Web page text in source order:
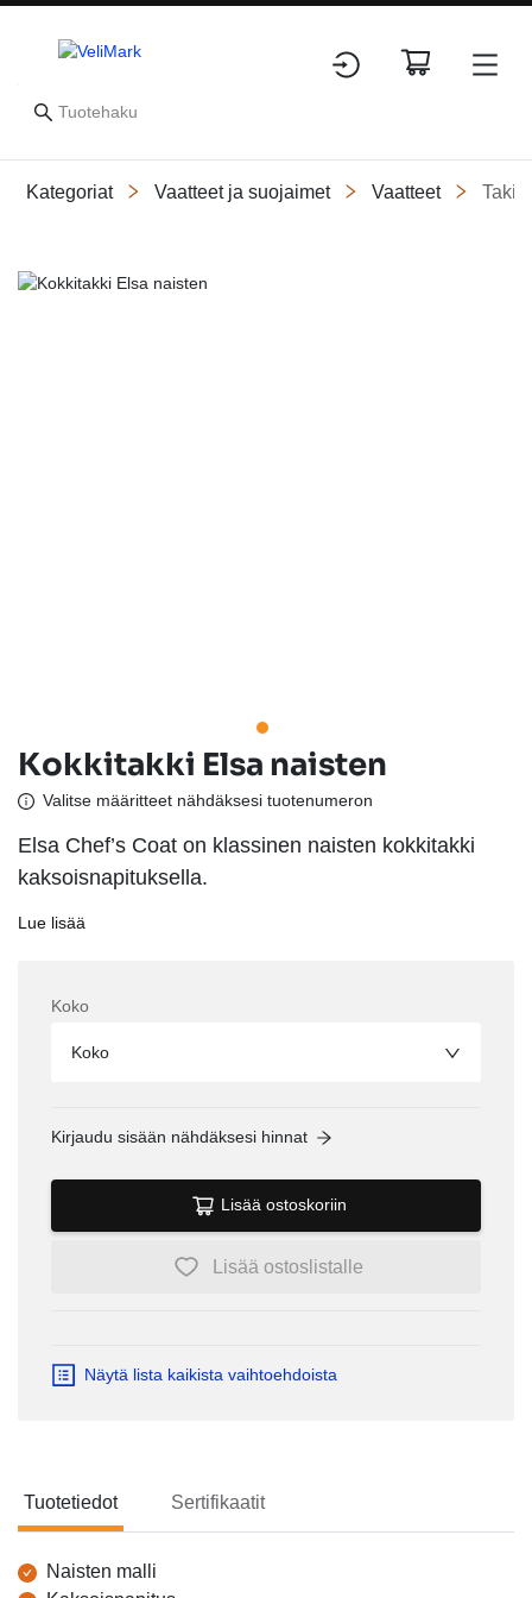
Kategoriat Vaatteet ja suojaimet Vaatteet Takit
Slide 1 of 1
Kokkitakki Elsa naisten
Valitse määritteet nähdäksesi tuotenumeron
Elsa Chef’s Coat on klassinen naisten kokkitakki
kaksoisnapituksella.
Lue lisää
Koko
Koko
Kirjaudu sisään nähdäksesi hinnat
Lisää ostoskoriin
Lisää ostoslistalle
Näytä lista kaikista vaihtoehdoista
Tuotetiedot Sertifikaatit
Tuotetiedot
Naisten malli